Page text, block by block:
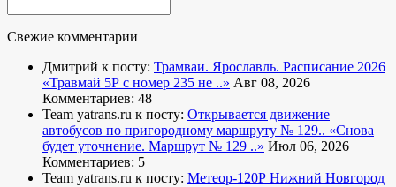
Свежие комментарии
Дмитрий к посту: Трамваи. Ярославль. Расписание 2026
«Травмай 5Р с номер 235 не ..» Авг 08, 2026
Комментариев: 48
Team yatrans.ru к посту: Открывается движение
автобусов по пригородному маршруту № 129.. «Снова
будет уточнение. Маршрут № 129 ..» Июл 06, 2026
Комментариев: 5
Team yatrans.ru к посту: Метеор-120Р Нижний Новгород